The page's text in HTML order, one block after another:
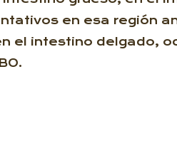
en esa región
el intestino delgado,